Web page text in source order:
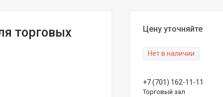
торговых Цену уточняйте
Нет в наличии
+7 (701) 162-11-11
Торговый зал